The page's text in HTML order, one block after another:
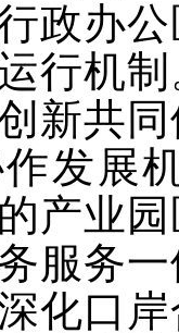
政办
行机
新共
发展
产业
服务
化口